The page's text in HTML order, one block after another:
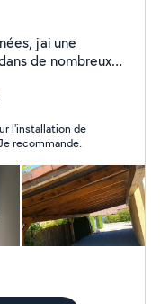
de nombreux
débarrasser
Je suis
pour
Bien cordialement, David
l'installation de
recommande.